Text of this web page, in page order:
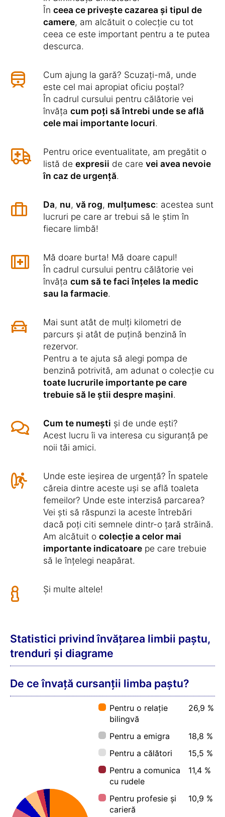
În ceea ce privește cazarea și tipul de
camere, am alcătuit o colecție cu tot
ceea ce este important pentru a te putea
descurca.
Cum ajung la gară? Scuzați-mă, unde
este cel mai apropiat oficiu poștal?
În cadrul cursului pentru călătorie vei
învăța cum poți să întrebi unde se află
cele mai importante locuri.
Pentru orice eventualitate, am pregătit o
listă de expresii de care vei avea nevoie
în caz de urgență.
Da, nu, vă rog, mulțumesc: acestea sunt
lucruri pe care ar trebui să le știm în
fiecare limbă!
Mă doare burta! Mă doare capul!
În cadrul cursului pentru călătorie vei
învăța cum să te faci înțeles la medic
sau la farmacie.
Mai sunt atât de mulți kilometri de
parcurs și atât de puțină benzină în
rezervor.
Pentru a te ajuta să alegi pompa de
benzină potrivită, am adunat o colecție cu
toate lucrurile importante pe care
trebuie să le știi despre mașini.
Cum te numești și de unde ești?
Acest lucru îi va interesa cu siguranță pe
noii tăi amici.
Unde este ieșirea de urgență? În spatele
căreia dintre aceste uși se află toaleta
femeilor? Unde este interzisă parcarea?
Vei ști să răspunzi la aceste întrebări
dacă poți citi semnele dintr-o țară străină.
Am alcătuit o colecție a celor mai
importante indicatoare pe care trebuie
să le înțelegi neapărat.
Și multe altele!
Statistici privind învățarea limbii paștu,
trenduri și diagrame
De ce învață cursanții limba paștu?
Pentru o relație
bilingvă
26,9 %
Pentru a emigra
18,8 %
Pentru a călători
15,5 %
Pentru a comunica
cu rudele
11,4 %
Pentru profesie și
carieră
10,9 %